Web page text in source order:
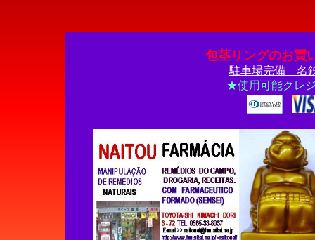
包茎リングのお買
駐車場完備 名
★使用可能クレ